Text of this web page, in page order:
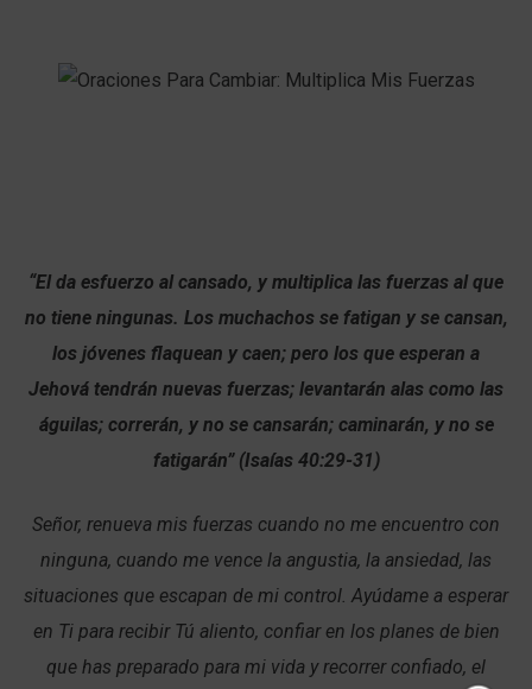
“El da esfuerzo al cansado, y multiplica las fuerzas al que
no tiene ningunas. Los muchachos se fatigan y se cansan,
los jóvenes flaquean y caen; pero los que esperan a
Jehová tendrán nuevas fuerzas; levantarán alas como las
águilas; correrán, y no se cansarán; caminarán, y no se
fatigarán” (Isaías 40:29-31)
Señor, renueva mis fuerzas cuando no me encuentro con
ninguna, cuando me vence la angustia, la ansiedad, las
situaciones que escapan de mi control. Ayúdame a esperar
en Ti para recibir Tú aliento, confiar en los planes de bien
que has preparado para mi vida y recorrer confiado, el